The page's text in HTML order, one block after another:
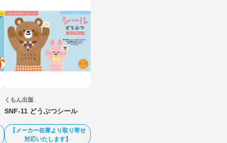
くもん出版
SNF-11 どうぶつシール
【メーカー在庫より取り寄せ
対応いたします】